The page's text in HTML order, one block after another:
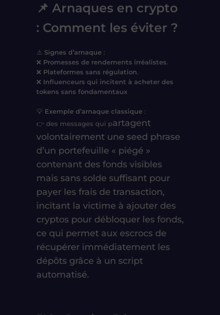
📌 Arnaques en crypto
: Comment les éviter ?
⚠️ Signes d’arnaque :
❌ Promesses de rendements irréalistes.
❌ Plateformes sans régulation.
❌ Influenceurs qui incitent à acheter des
tokens sans fondamentaux
💡 Exemple d’arnaque classique :
👉 des messages qui partagent
volontairement une seed phrase
d’un portefeuille « piégé »
contenant des fonds visibles
mais sans solde suffisant pour
payer les frais de transaction,
incitant la victime à ajouter des
cryptos pour débloquer les fonds,
ce qui permet aux escrocs de
récupérer immédiatement les
dépôts grâce à un script
automatisé.